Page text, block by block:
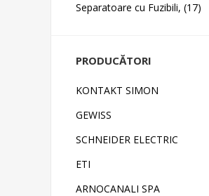
Separatoare cu Fuzibili, (17)
PRODUCĂTORI
KONTAKT SIMON
GEWISS
SCHNEIDER ELECTRIC
ETI
ARNOCANALI SPA